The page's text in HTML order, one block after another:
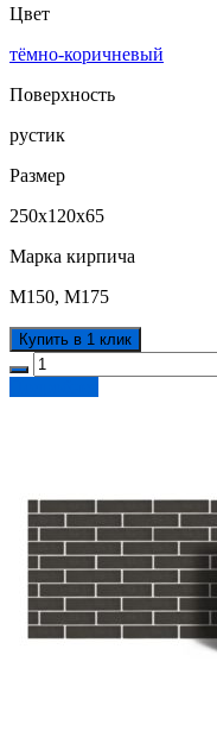
Цвет
тёмно-коричневый
Поверхность
рустик
Размер
250х120х65
Марка кирпича
М150, М175
Купить в 1 клик